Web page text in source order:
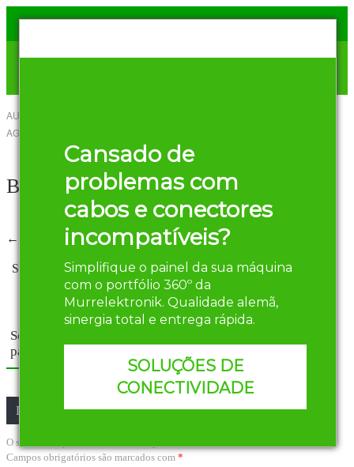
Cansado de
problemas com
cabos e conectores
incompatíveis?
Simplifique o painel da sua máquina
com o portfólio 360º da
Murrelektronik. Qualidade alemã,
sinergia total e entrega rápida.
SOLUÇÕES DE
CONECTIVIDADE
AUTOR
AGOSTO DE 2016
Compartilhar Twitter Facebook
Botões_Material
← Anterior
Scanning: A ferramenta de vendas para
projetista
Scanning: A ferramenta de vendas
para projetista
Deixe um comentário
O seu endereço de e-mail não será publicado.
Campos obrigatórios são marcados com *